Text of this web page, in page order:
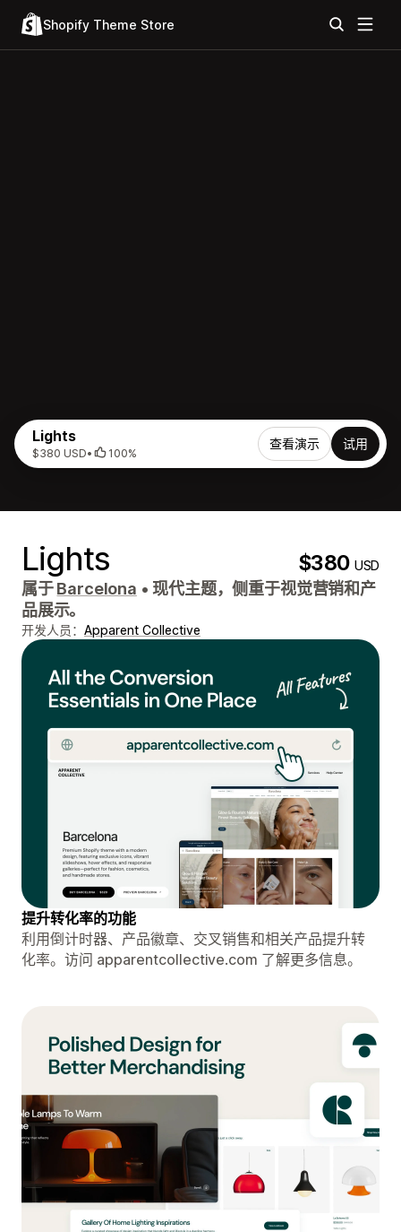
Shopify Theme Store
Lights
$380 USD• 100%
查看演示 试用
Lights $380USD
属于Barcelona • 现代主题，侧重于视觉营销和产
品展示。
开发人员： Apparent Collective
提升转化率的功能
利用倒计时器、产品徽章、交叉销售和相关产品提升转
化率。访问 apparentcollective.com 了解更多信息。